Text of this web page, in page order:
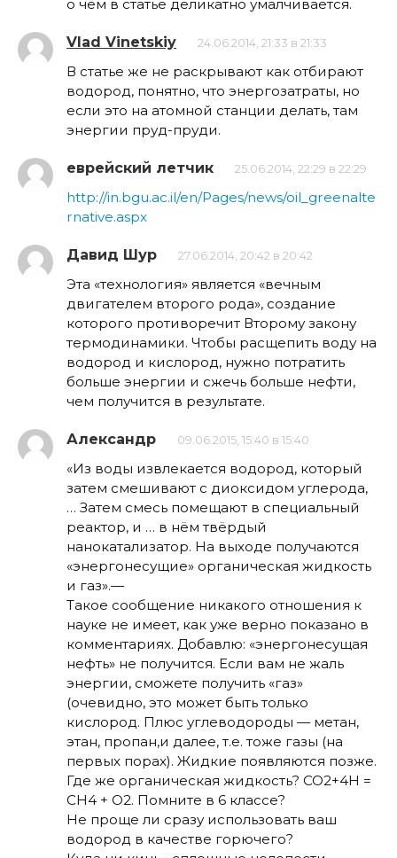
о чём в статье деликатно умалчивается.
Vlad Vinetskiy 24.06.2014, 21:33 в 21:33
В статье же не раскрывают как отбирают
водород, понятно, что энергозатраты, но
если это на атомной станции делать, там
энергии пруд-пруди.
еврейский летчик 25.06.2014, 22:29 в 22:29
http://in.bgu.ac.il/en/Pages/news/oil_greenalte
rnative.aspx
Давид Шур 27.06.2014, 20:42 в 20:42
Эта «технология» является «вечным
двигателем второго рода», создание
которого противоречит Второму закону
термодинамики. Чтобы расщепить воду на
водород и кислород, нужно потратить
больше энергии и сжечь больше нефти,
чем получится в результате.
Александр 09.06.2015, 15:40 в 15:40
«Из воды извлекается водород, который
затем смешивают с диоксидом углерода,
… Затем смесь помещают в специальный
реактор, и … в нём твёрдый
нанокатализатор. На выходе получаются
«энергонесущие» органическая жидкость
и газ».—
Такое сообщение никакого отношения к
науке не имеет, как уже верно показано в
комментариях. Добавлю: «энергонесущая
нефть» не получится. Если вам не жаль
энергии, сможете получить «газ»
(очевидно, это может быть только
кислород. Плюс углеводороды — метан,
этан, пропан,и далее, т.е. тоже газы (на
первых порах). Жидкие появляются позже.
Где же органическая жидкость? СО2+4Н =
СН4 + О2. Помните в 6 классе?
Не проще ли сразу использовать ваш
водород в качестве горючего?